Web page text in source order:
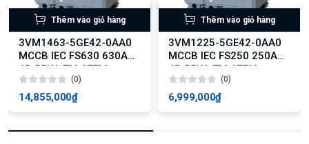
Thêm vào giỏ hàng
3VM1463-5GE42-0AA0
MCCB IEC FS630 630A
4P 55KA TM ATFM
(0)
14,855,000₫
Thêm vào giỏ hàng
3VM1225-5GE42-0AA0
MCCB IEC FS250 250A
4P 55KA TM ATFM
(0)
6,999,000₫